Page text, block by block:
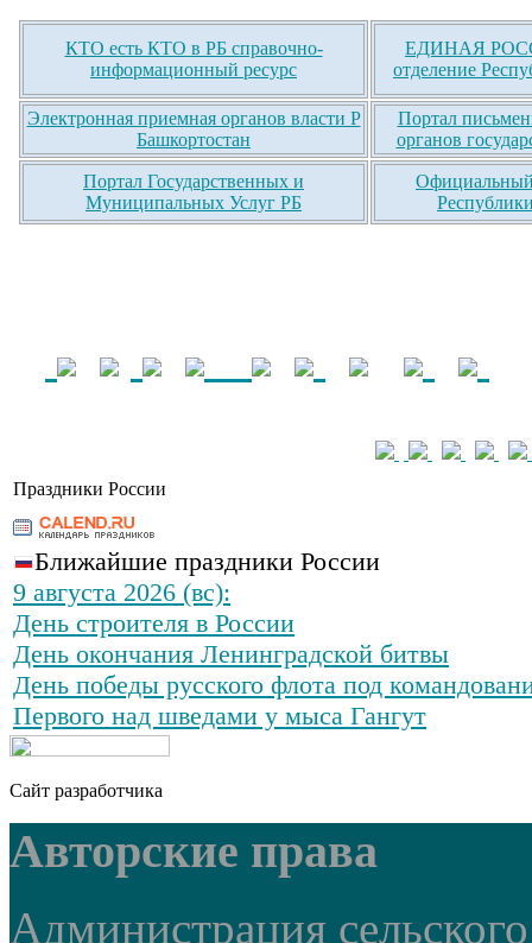
КТО есть КТО в РБ справочно-
информационный ресурс
ЕДИНАЯ
отделение
Электронная приемная органов власти Р
Башкортостан
Портал
органов
Портал Государственных и
Муниципальных Услуг РБ
Официальный
Праздники России
Ближайшие праздники России
9 августа 2026 (вс):
День строителя в России
День окончания Ленинградской битвы
День победы русского флота под
Первого над шведами у мыса Гангут
Сайт разработчика
Авторские права
Администрация